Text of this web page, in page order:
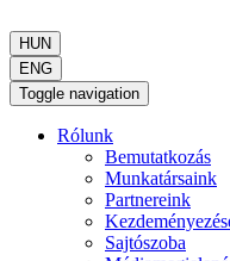
HUN
ENG
Toggle navigation
Rólunk
Bemutatkozás
Munkatársaink
Partnereink
Sajtószoba